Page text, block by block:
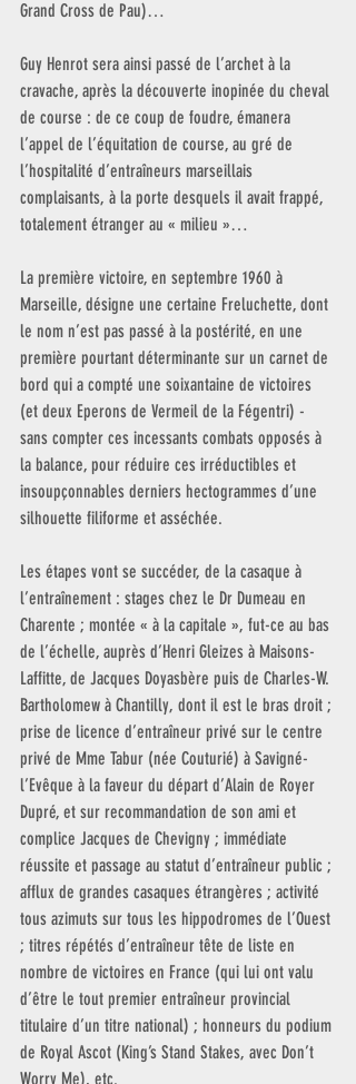
Grand Cross de Pau)…
Guy Henrot sera ainsi passé de l’archet à la
cravache, après la découverte inopinée du cheval
de course : de ce coup de foudre, émanera
l’appel de l’équitation de course, au gré de
l’hospitalité d’entraîneurs marseillais
complaisants, à la porte desquels il avait frappé,
totalement étranger au « milieu »…
La première victoire, en septembre 1960 à
Marseille, désigne une certaine Freluchette, dont
le nom n’est pas passé à la postérité, en une
première pourtant déterminante sur un carnet de
bord qui a compté une soixantaine de victoires
(et deux Eperons de Vermeil de la Fégentri) -
sans compter ces incessants combats opposés à
la balance, pour réduire ces irréductibles et
insoupçonnables derniers hectogrammes d’une
silhouette filiforme et asséchée.
Les étapes vont se succéder, de la casaque à
l’entraînement : stages chez le Dr Dumeau en
Charente ; montée « à la capitale », fut-ce au bas
de l’échelle, auprès d’Henri Gleizes à Maisons-
Laffitte, de Jacques Doyasbère puis de Charles-W.
Bartholomew à Chantilly, dont il est le bras droit ;
prise de licence d’entraîneur privé sur le centre
privé de Mme Tabur (née Couturié) à Savigné-
l’Evêque à la faveur du départ d’Alain de Royer
Dupré, et sur recommandation de son ami et
complice Jacques de Chevigny ; immédiate
réussite et passage au statut d’entraîneur public ;
afflux de grandes casaques étrangères ; activité
tous azimuts sur tous les hippodromes de l’Ouest
; titres répétés d’entraîneur tête de liste en
nombre de victoires en France (qui lui ont valu
d’être le tout premier entraîneur provincial
titulaire d’un titre national) ; honneurs du podium
de Royal Ascot (King’s Stand Stakes, avec Don’t
Worry Me), etc.